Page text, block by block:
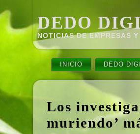
DEDO
NOTICIAS DE EMPRESAS
INICIO DEDO
Los
muriendo’